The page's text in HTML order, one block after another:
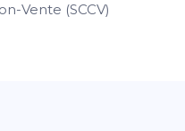
Vente (SCCV)